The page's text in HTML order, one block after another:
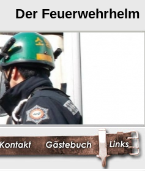
Der Feuerwehrhelm